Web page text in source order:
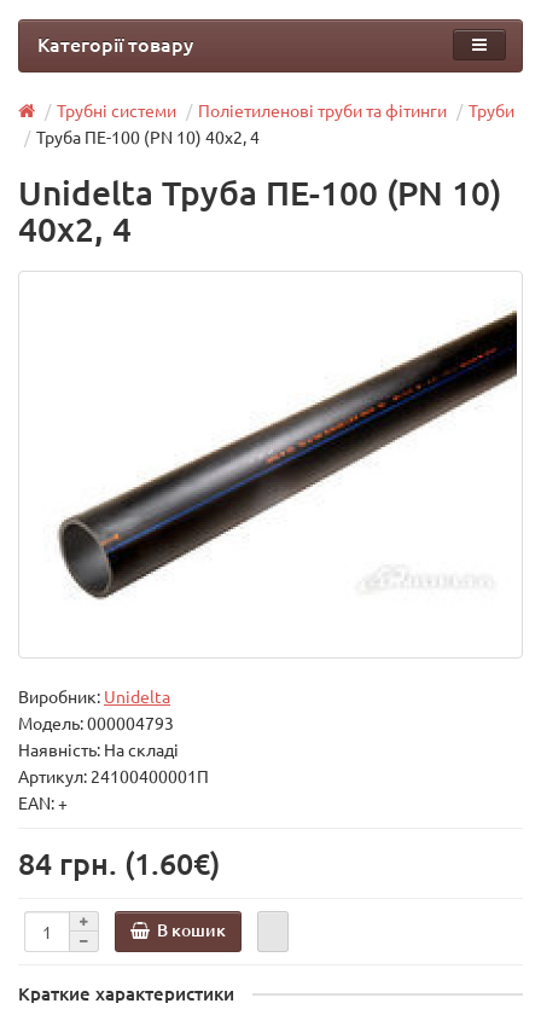
Категорії товару
Трубні системи Поліетиленові труби та фітинги
Труби
Труба ПЕ-100 (PN 10) 40х2, 4
Unidelta Труба ПЕ-100 (PN 10)
40х2, 4
Виробник: Unidelta
Модель:000004793
Наявність: На складі
Артикул: 24100400001П
EAN: +
84 грн. (1.60€)
В кошик
Краткие характеристики